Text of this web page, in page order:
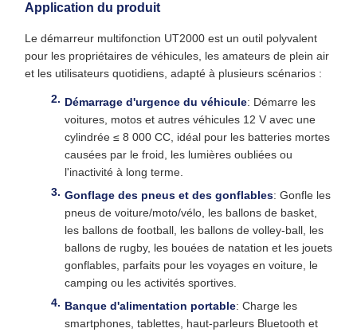
Application du produit
Le démarreur multifonction UT2000 est un outil polyvalent
pour les propriétaires de véhicules, les amateurs de plein air
et les utilisateurs quotidiens, adapté à plusieurs scénarios :
Démarrage d'urgence du véhicule: Démarre les
voitures, motos et autres véhicules 12 V avec une
cylindrée ≤ 8 000 CC, idéal pour les batteries mortes
causées par le froid, les lumières oubliées ou
l'inactivité à long terme.
Gonflage des pneus et des gonflables: Gonfle les
pneus de voiture/moto/vélo, les ballons de basket,
les ballons de football, les ballons de volley-ball, les
ballons de rugby, les bouées de natation et les jouets
gonflables, parfaits pour les voyages en voiture, le
camping ou les activités sportives.
Banque d'alimentation portable: Charge les
smartphones, tablettes, haut-parleurs Bluetooth et